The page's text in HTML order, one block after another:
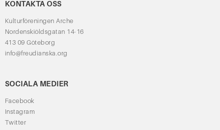
KONTAKTA OSS
Kulturföreningen Arche
Nordenskiöldsgatan 14-16
413 09 Göteborg
info@freudianska.org
SOCIALA MEDIER
Facebook
Instagram
Twitter